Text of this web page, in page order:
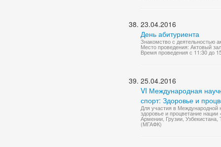
23.04.2016
День абитуриента
Знакомство с деятельностью
Место проведения: Актовый
Время проведения с 11:30 до
25.04.2016
VI Международная
спорт: Здоровье и
Для участия в Международной
здоровье и процветание
Армении, Грузии,
(МГАФК)